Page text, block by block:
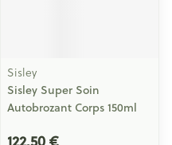
Sisley
Sisley Super Soin
Autobrozant Corps 150ml